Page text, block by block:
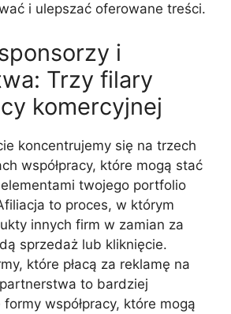
i ulepszać oferowane treści.
i
Trzy filary
komercyjnej
koncentrujemy się na trzech
współpracy, które mogą stać
twojego portfolio
to proces, w którym
innych firm w zamian za
sprzedaż lub kliknięcie.
które płacą za reklamę na
to bardziej
współpracy, które mogą